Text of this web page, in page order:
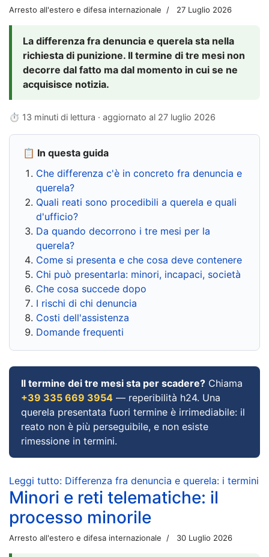
Arresto all'estero e difesa internazionale 27 Luglio 2026
La differenza fra denuncia e querela sta nella
richiesta di punizione. Il termine di tre mesi non
decorre dal fatto ma dal momento in cui se ne
acquisisce notizia.
⏱ 13 minuti di lettura · aggiornato al 27 luglio 2026
📋 In questa guida
Che differenza c'è in concreto fra denuncia e
querela?
Quali reati sono procedibili a querela e quali
d'ufficio?
Da quando decorrono i tre mesi per la
querela?
Come si presenta e che cosa deve contenere
Chi può presentarla: minori, incapaci, società
Che cosa succede dopo
I rischi di chi denuncia
Costi dell'assistenza
Domande frequenti
Il termine dei tre mesi sta per scadere? Chiama
+39 335 669 3954 — reperibilità h24. Una
querela presentata fuori termine è irrimediabile: il
reato non è più perseguibile, e non esiste
rimessione in termini.
Leggi tutto: Differenza fra denuncia e querela: i termini
Minori e reti telematiche: il
processo minorile
Arresto all'estero e difesa internazionale 30 Luglio 2026